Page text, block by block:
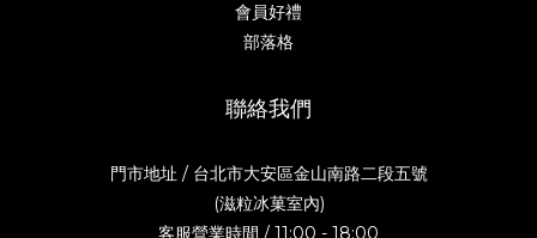
會員好禮
部落格
聯絡我們
門市地址 / 台北市大安區金山南路二段五號
(滋粒冰菓室內)
客服營業時間 / 11:00 - 18:00